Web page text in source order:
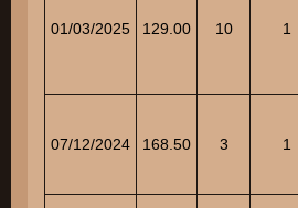
01/03/2025 129.00 10 1
07/12/2024 168.50 3 1